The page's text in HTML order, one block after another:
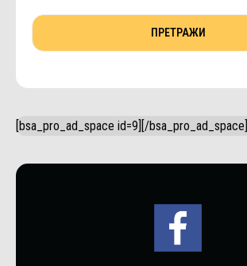
[bsa_pro_ad_space id=9][/bsa_pro_ad_space]